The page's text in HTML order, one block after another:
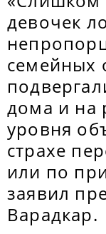
девочек
семейных
дома и на
уровня
страхе
или по
заявил
Варадкар.